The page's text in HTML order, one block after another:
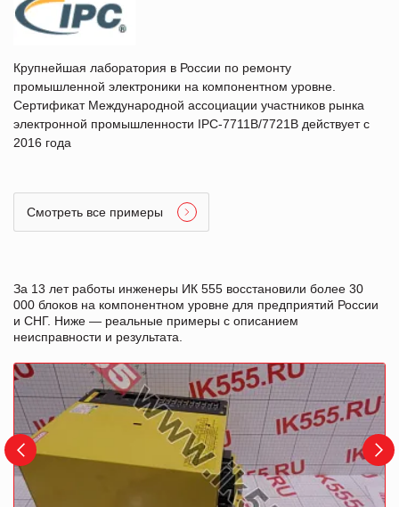
Крупнейшая лаборатория в России по ремонту
промышленной электроники на компонентном уровне.
Сертификат Международной ассоциации участников рынка
электронной промышленности IPC-7711B/7721B действует с
2016 года
Смотреть все примеры
За 13 лет работы инженеры ИК 555 восстановили более 30
000 блоков на компонентном уровне для предприятий России
и СНГ. Ниже — реальные примеры с описанием
неисправности и результата.